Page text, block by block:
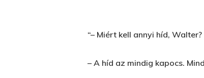
“– Miért kell annyi híd, Walter?
– A híd az mindig kapocs.